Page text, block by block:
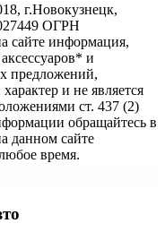
г.Новокузнецк,
ОГРН
сайте информация,
и
предложений,
и не является
ст. 437 (2)
обращайтесь в
данном сайте
время.